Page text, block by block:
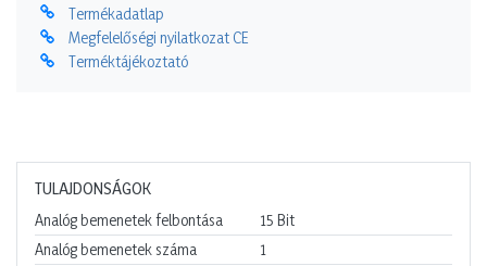
Termékadatlap
Megfelelőségi nyilatkozat CE
Terméktájékoztató
TULAJDONSÁGOK
Analóg bemenetek felbontása
15 Bit
Analóg bemenetek száma
1